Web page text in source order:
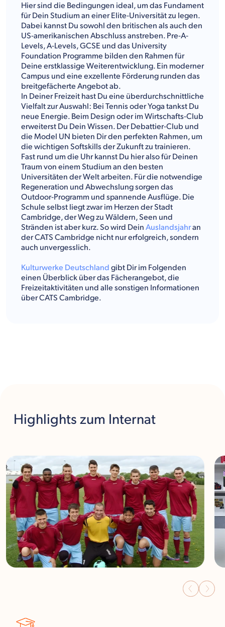
Hier sind die Bedingungen ideal, um das Fundament
für Dein Studium an einer Elite-Universität zu legen.
Dabei kannst Du sowohl den britischen als auch den
US-amerikanischen Abschluss anstreben. Pre-A-
Levels, A-Levels, GCSE und das University
Foundation Programme bilden den Rahmen für
Deine erstklassige Weiterentwicklung. Ein moderner
Campus und eine exzellente Förderung runden das
breitgefächerte Angebot ab.
In Deiner Freizeit hast Du eine überdurchschnittliche
Vielfalt zur Auswahl: Bei Tennis oder Yoga tankst Du
neue Energie. Beim Design oder im Wirtschafts-Club
erweiterst Du Dein Wissen. Der Debattier-Club und
die Model UN bieten Dir den perfekten Rahmen, um
die wichtigen Softskills der Zukunft zu trainieren.
Fast rund um die Uhr kannst Du hier also für Deinen
Traum von einem Studium an den besten
Universitäten der Welt arbeiten. Für die notwendige
Regeneration und Abwechslung sorgen das
Outdoor-Programm und spannende Ausflüge. Die
Schule selbst liegt zwar im Herzen der Stadt
Cambridge, der Weg zu Wäldern, Seen und
Stränden ist aber kurz. So wird Dein Auslandsjahran
der CATS Cambridge nicht nur erfolgreich, sondern
auch unvergesslich.
Kulturwerke Deutschland gibt Dir im Folgenden
einen Überblick über das Fächerangebot, die
Freizeitaktivitäten und alle sonstigen Informationen
über CATS Cambridge.
Highlights zum Internat